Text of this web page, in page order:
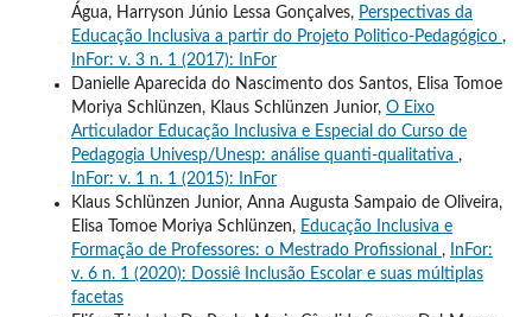
Água, Harryson Júnio Lessa Gonçalves, Perspectivas da
Educação Inclusiva a partir do Projeto Politico-Pedagógico ,
InFor: v. 3 n. 1 (2017): InFor
Danielle Aparecida do Nascimento dos Santos, Elisa Tomoe
Moriya Schlünzen, Klaus Schlünzen Junior, O Eixo
Articulador Educação Inclusiva e Especial do Curso de
Pedagogia Univesp/Unesp: análise quanti-qualitativa ,
InFor: v. 1 n. 1 (2015): InFor
Klaus Schlünzen Junior, Anna Augusta Sampaio de Oliveira,
Elisa Tomoe Moriya Schlünzen, Educação Inclusiva e
Formação de Professores: o Mestrado Profissional ,
InFor:
v. 6 n. 1 (2020): Dossiê Inclusão Escolar e suas múltiplas
facetas